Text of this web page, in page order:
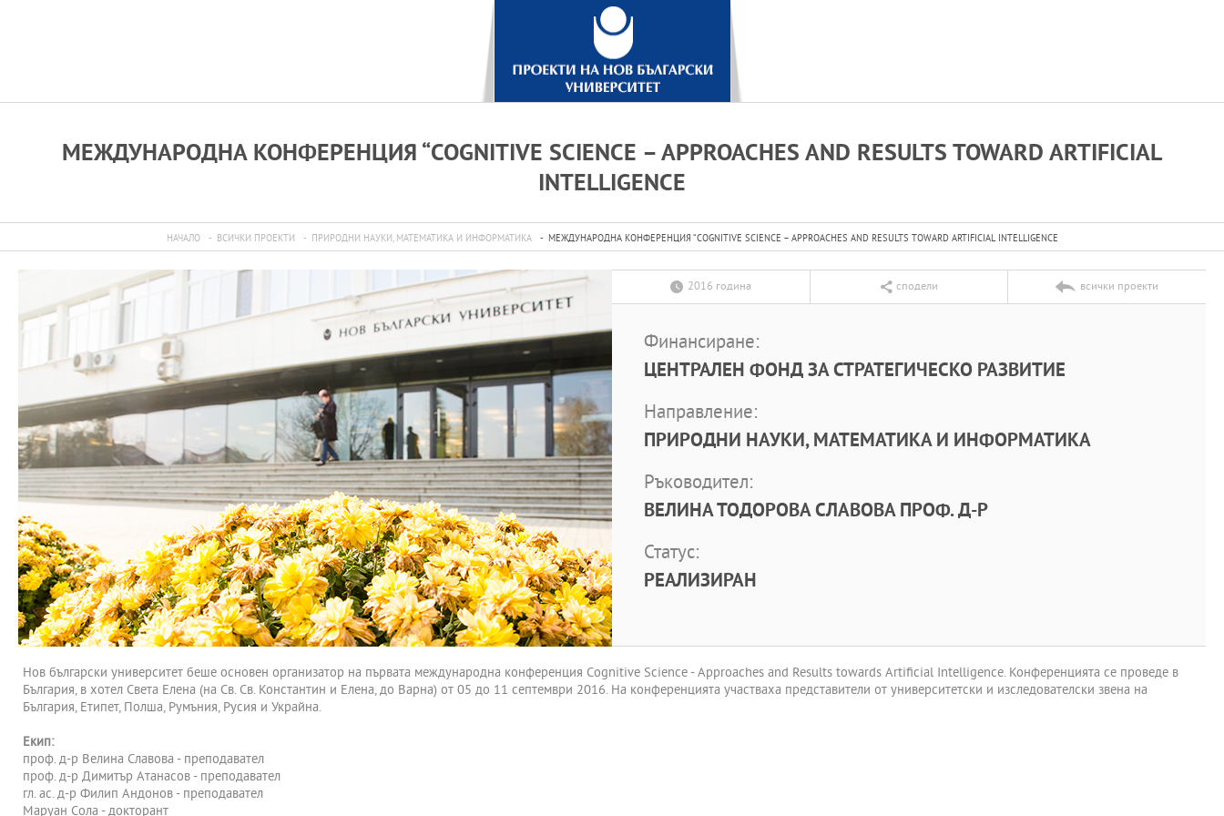
МЕЖДУНАРОДНА КОНФЕРЕНЦИЯ “COGNITIVE SCIENCE – APPROACHES AND RESULTS TOWARD ARTIFICIAL
INTELLIGENCE
НАЧАЛО ВСИЧКИ ПРОЕКТИ ПРИРОДНИ НАУКИ, МАТЕМАТИКА И ИНФОРМАТИКА МЕЖДУНАРОДНА КОНФЕРЕНЦИЯ “COGNITIVE SCIENCE – APPROACHES AND RESULTS TOWARD ARTIFICIAL INTELLIGENCE
2016 година сподели всички проекти
Финансиране:
ЦЕНТРАЛЕН ФОНД ЗА СТРАТЕГИЧЕСКО РАЗВИТИЕ
Направление:
ПРИРОДНИ НАУКИ, МАТЕМАТИКА И ИНФОРМАТИКА
Ръководител:
ВЕЛИНА ТОДОРОВА СЛАВОВА ПРОФ. Д-Р
Статус:
РЕАЛИЗИРАН
Нов български университет беше основен организатор на първата международна конференция Cognitive Science - Approaches and Results towards Artificial Intelligence. Конференцията се проведе в
България, в хотел Света Елена (на Св. Св. Константин и Елена, до Варна) от 05 до 11 септември 2016. На конференцията участваха представители от университетски и изследователски звена на
България, Етипет, Полша, Румъния, Русия и Украйна.
Екип:
проф. д-р Велина Славова - преподавател
проф. д-р Димитър Атанасов - преподавател
гл. ас. д-р Филип Андонов - преподавател
Маруан Сола - докторант